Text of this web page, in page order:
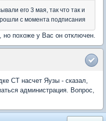
его 3 мая, так что так и
с момента подписания
но похоже у Вас он отключен.
СТ насчет Яузы - сказал,
администрация. Вопрос,